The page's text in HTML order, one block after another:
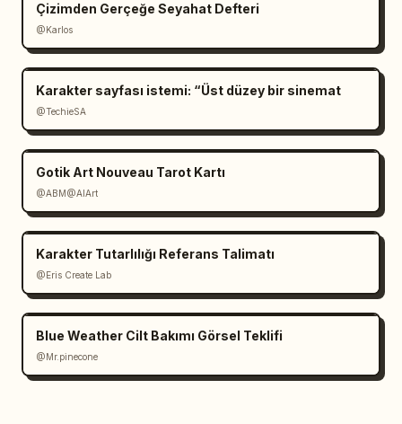
Çizimden Gerçeğe Seyahat Defteri
@Karlos
Karakter sayfası istemi: “Üst düzey bir sinemat
@TechieSA
Gotik Art Nouveau Tarot Kartı
@ABM@AIArt
Karakter Tutarlılığı Referans Talimatı
@Eris Create Lab
Blue Weather Cilt Bakımı Görsel Teklifi
@Mr.pinecone